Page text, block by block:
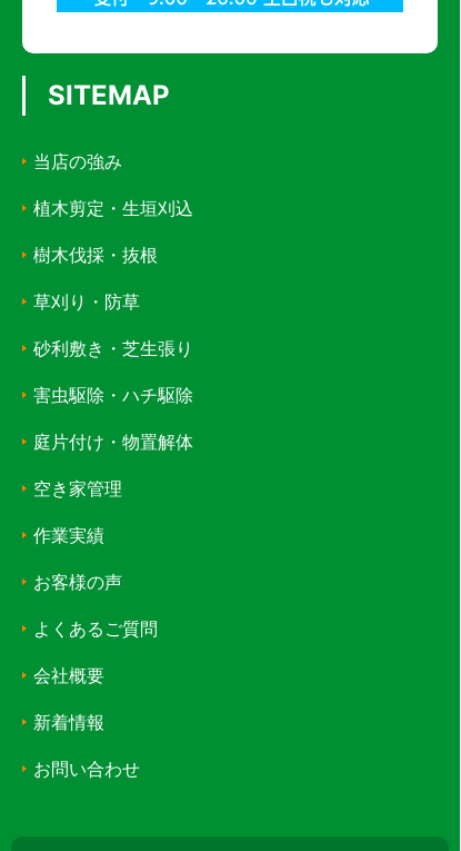
SITEMAP
当店の強み
植木剪定・生垣刈込
樹木伐採・抜根
草刈り・防草
砂利敷き・芝生張り
害虫駆除・ハチ駆除
庭片付け・物置解体
空き家管理
作業実績
お客様の声
よくあるご質問
会社概要
新着情報
お問い合わせ